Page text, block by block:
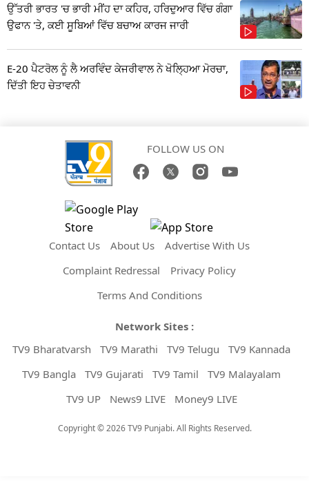
ਉੱਤਰੀ ਭਾਰਤ 'ਚ ਭਾਰੀ ਮੀਂਹ ਦਾ ਕਹਿਰ, ਹਰਿਦੁਆਰ ਵਿੱਚ ਗੰਗਾ
ਉਫਾਨ 'ਤੇ, ਕਈ ਸੂਬਿਆਂ ਵਿੱਚ ਬਚਾਅ ਕਾਰਜ ਜਾਰੀ
E-20 ਪੈਟਰੋਲ ਨੂੰ ਲੈ ਅਰਵਿੰਦ ਕੇਜਰੀਵਾਲ ਨੇ ਖੋਲ੍ਹਿਆ ਮੋਰਚਾ,
ਦਿੱਤੀ ਇਹ ਚੇਤਾਵਨੀ
FOLLOW US ON
Contact Us About Us
Advertise With Us
Complaint Redressal
Privacy Policy
Terms And Conditions
Network Sites :
TV9 Bharatvarsh
TV9 Marathi TV9 Telugu
TV9 Kannada
TV9 Bangla
TV9 Gujarati TV9 Tamil
TV9 Malayalam
TV9 UP
News9 LIVE Money9 LIVE
Copyright © 2026 TV9 Punjabi. All Rights Reserved.